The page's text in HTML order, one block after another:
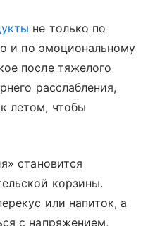
не только по
и по эмоциональному
после тяжелого
расслабления,
летом, чтобы
становится
корзины.
или напиток, а
с напряжением,